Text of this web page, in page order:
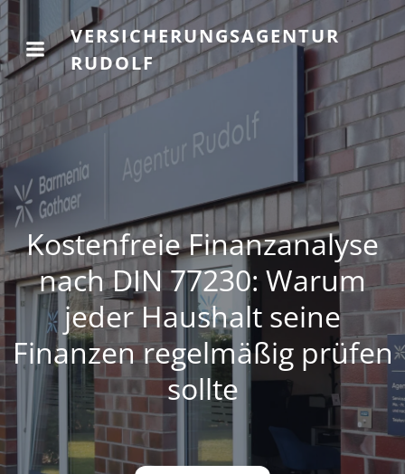
VERSICHERUNGSAGENTUR
RUDOLF
Kostenfreie Finanzanalyse
nach DIN 77230: Warum
jeder Haushalt seine
Finanzen regelmäßig prüfen
sollte